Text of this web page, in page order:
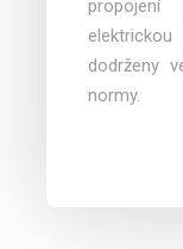
dodrženy
normy.